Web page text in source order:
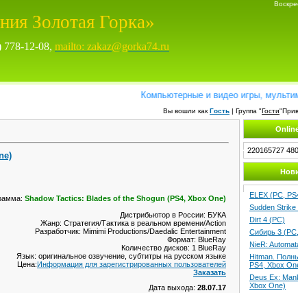
Золотая Горка»
778-12-08, mailto: zakaz@gorka74.ru
Компьютерные и видео игры,
Вы вошли как Гость | Группа "Гости
Shadow Tactics: Blades of the Shogun (PS4, Xbox One)
Дистрибьютор в России: БУКА
Жанр: Стратегия/Тактика в реальном времени/Action
Разработчик: Mimimi Productions/Daedalic Entertainment
Формат: BlueRay
Количество дисков: 1 BlueRay
Язык: оригинальное озвучение, субтитры на русском языке
Цена:Информация для зарегистрированных пользователей
Заказать
Дата выхода: 28.07.17
220165727
ELEX (PC,
Sudden Strike
Dirt 4 (PC)
Сибирь 3
NieR:
Hitman.
PS4, Xbox
Deus Ex:
Xbox One)